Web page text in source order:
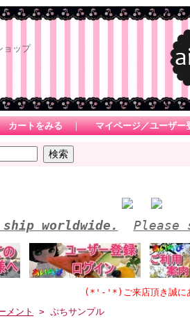
ョップ
カートをみる ｜ マイページ／ユーザー
ship worldwide. Please
(*'-'*)ご来店頂き誠にありがとうご
メント > ぷちサンプル